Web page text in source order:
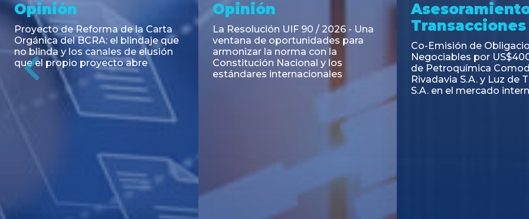
Noticia
RESOLUCIÓN 271/2026 de la
SECRETARIA DE COORDINACIÓN
DE PRODUCCIÓN: Actualización y
unificación de las advertencias
obligatorias en la publicidad de
juegos y apuestas en...
Asesoramiento y
Transacciones
Emisión de Obligaciones
Negociables Clase E de Central
Puerto S.A. por un Valor Nominal
de U$S 98.897.303
Transacciones
PAGBAM asesoró a
autorización para la
de los Certificados de
del Fideicomiso
Inmobiliario "Espacio
Previous